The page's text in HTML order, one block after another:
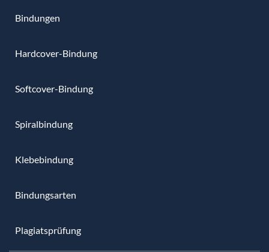
Bindungen
Hardcover-Bindung
Softcover-Bindung
Spiralbindung
Klebebindung
Bindungsarten
Plagiatsprüfung